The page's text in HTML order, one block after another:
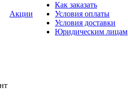
Акции
Как заказать
Условия оплаты
Условия доставки
Юридическим лицам